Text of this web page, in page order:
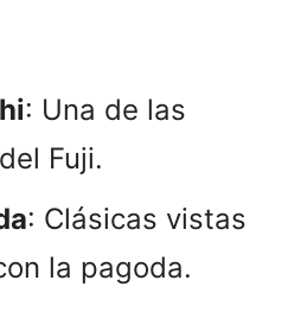
: Una de las
Fuji.
: Clásicas vistas
la pagoda.